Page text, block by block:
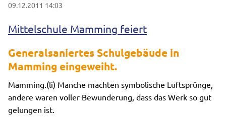
09.12.2011 14:03
Mittelschule Mamming feiert
Generalsaniertes Schulgebäude in
Mamming eingeweiht.
Mamming.(li) Manche machten symbolische Luftsprünge,
andere waren voller Bewunderung, dass das Werk so gut
gelungen ist.